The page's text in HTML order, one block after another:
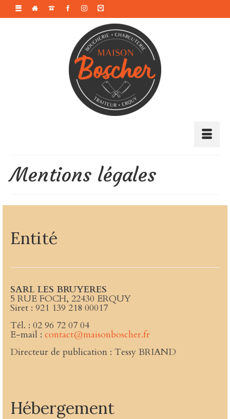
Mentions légales
Entité
SARL LES BRUYERES
5 RUE FOCH, 22430 ERQUY
Siret : 921 139 218 00017
Tél. : 02 96 72 07 04
E-mail : contact@maisonboscher.fr
Directeur de publication : Tessy BRIAND
Hébergement